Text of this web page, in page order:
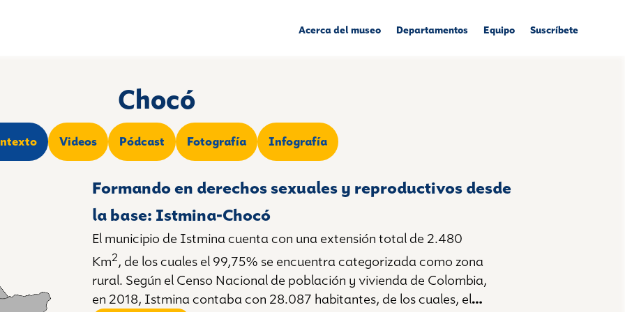
Acerca del museo Departamentos Equipo Suscríbete
Chocó
Videos Pódcast Fotografía Infografía
Formando en derechos sexuales y reproductivos desde
la base: Istmina-Chocó
El municipio de Istmina cuenta con una extensión total de 2.480
Km2, de los cuales el 99,75% se encuentra categorizada como zona
rural. Según el Censo Nacional de población y vivienda de Colombia,
en 2018, Istmina contaba con 28.087 habitantes, de los cuales, el